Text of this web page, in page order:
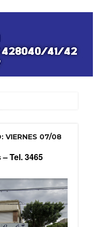
VIERNES 07/08
–Tel. 3465